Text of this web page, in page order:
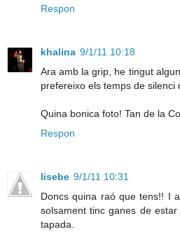
Respon
khalina 9/1/11 10:18
Ara amb la grip, he tingut
prefereixo els temps de silenci
Quina bonica foto! Tan de la
Respon
lisebe 9/1/11 10:31
Doncs quina raó que tens!! I
solsament tinc ganes de
tapada.